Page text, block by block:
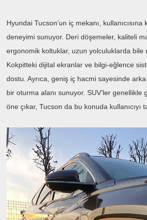
Hyundai Tucson’un iç mekanı,
deneyimi sunuyor. Deri döşemeler, kaliteli
ergonomik koltuklar, uzun yolculuklarda bile
Kokpitteki dijital ekranlar ve bilgi-eğlence
dostu. Ayrıca, geniş iç hacmi sayesinde
bir oturma alanı sunuyor. SUV’ler genellikle
öne çıkar, Tucson da bu konuda kullanıcıyı